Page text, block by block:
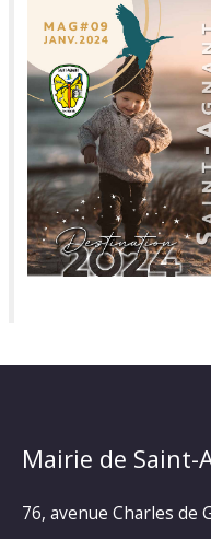
Mairie de Saint-
76, avenue Charles de